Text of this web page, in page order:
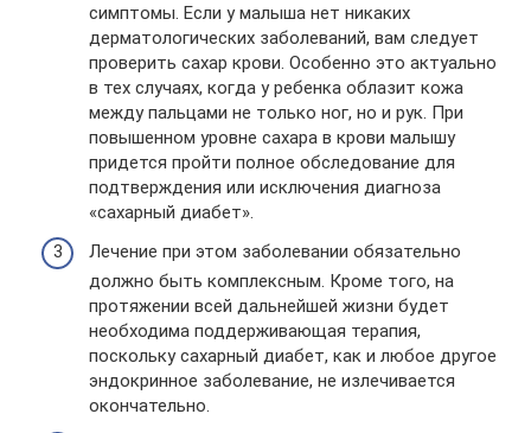
симптомы. Если у малыша нет никаких
дерматологических заболеваний, вам следует
проверить сахар крови. Особенно это актуально
в тех случаях, когда у ребенка облазит кожа
между пальцами не только ног, но и рук. При
повышенном уровне сахара в крови малышу
придется пройти полное обследование для
подтверждения или исключения диагноза
«сахарный диабет».
Лечение при этом заболевании обязательно
должно быть комплексным. Кроме того, на
протяжении всей дальнейшей жизни будет
необходима поддерживающая терапия,
поскольку сахарный диабет, как и любое другое
эндокринное заболевание, не излечивается
окончательно.